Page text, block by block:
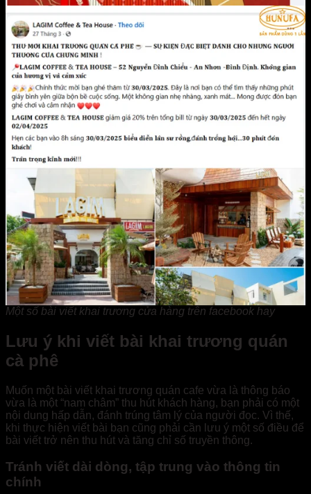
Một số bài viết khai trương cửa hàng trên facebook hay
Lưu ý khi viết bài khai trương quán
cà phê
Muốn một bài viết khai trương quán cafe vừa là thông báo
vừa là một “nam châm” thu hút khách hàng, bạn phải có một
nội dung hấp dẫn, đánh trúng tâm lý của người đọc. Vì thế,
khi thực hiện viết bài bạn cũng phải cần lưu ý một số điều để
bài viết trở nên thu hút và tăng chỉ số truyền thông.
Tránh viết dài dòng, tập trung vào thông tin
chính